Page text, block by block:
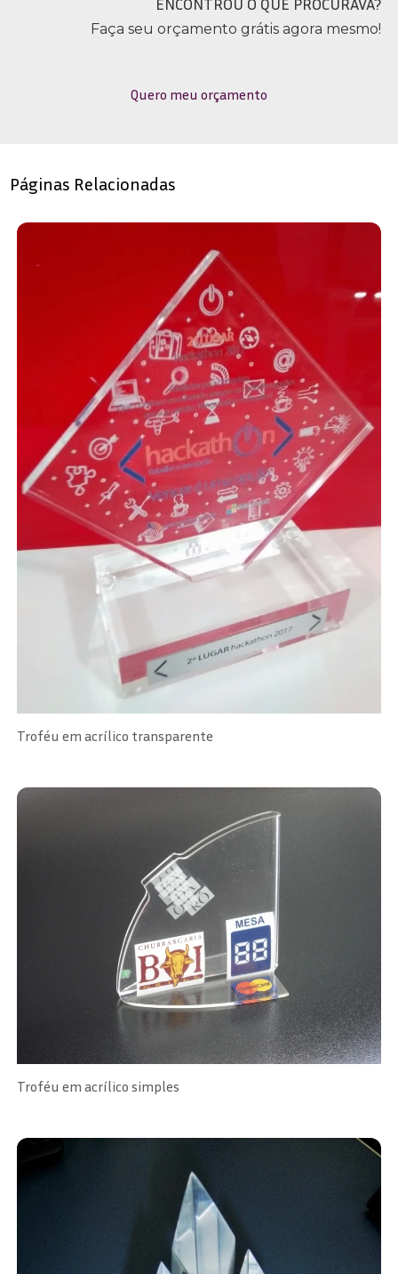
Faça seu orçamento grátis agora mesmo!
Quero meu orçamento
Páginas Relacionadas
Troféu em acrílico transparente
Troféu em acrílico simples